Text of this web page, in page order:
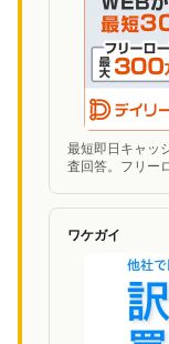
最短即日キャッ
査回答。フリー
ワケガイ